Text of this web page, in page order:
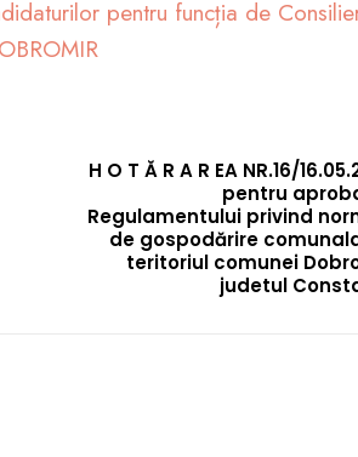
2,
pentru funcția de
H O T Ă R A R EA NR.16/
pentru
Regulamentului privind
de gospodărire
teritoriul comunei
judetul